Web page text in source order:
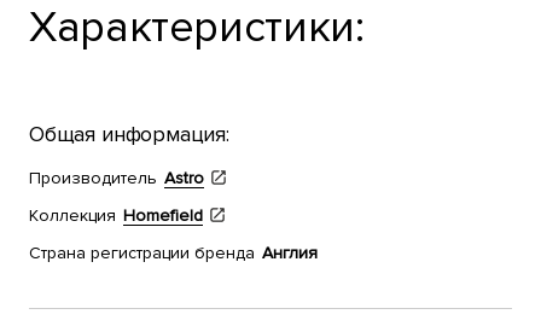
Характеристики:
Общая информация:
Производитель Astro
Коллекция Homefield
Страна регистрации бренда Англия